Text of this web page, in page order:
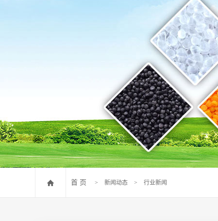
PVC注塑颗粒
PVC透明颗粒
PVC颜色颗粒
PVC硬质颗粒
PP塑料颗粒
PE塑料颗粒
PVC发泡颗粒
PVC挤出颗粒
PVC再生颗粒
首 页 > 新闻动态 > 行业新闻